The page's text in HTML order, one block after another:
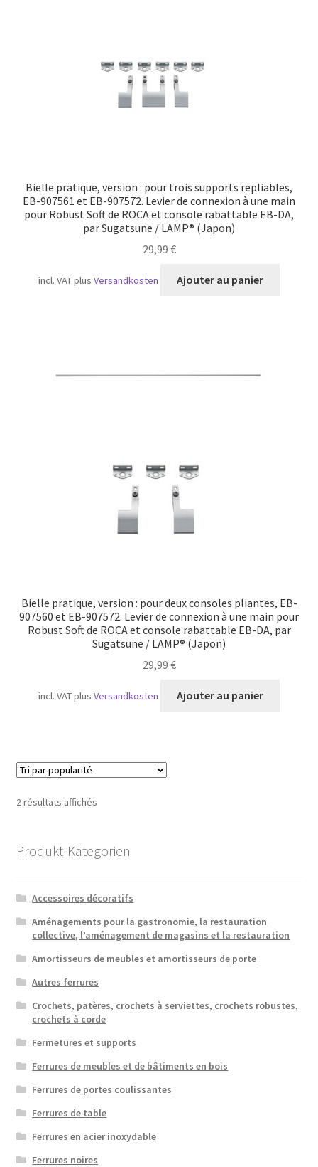
Bielle pratique, version : pour trois supports repliables,
EB-907561 et EB-907572. Levier de connexion à une main
pour Robust Soft de ROCA et console rabattable EB-DA,
par Sugatsune / LAMP® (Japon)
29,99 €
incl. VATplusVersandkosten Ajouter au panier
Bielle pratique, version : pour deux consoles pliantes, EB-
907560 et EB-907572. Levier de connexion à une main pour
Robust Soft de ROCA et console rabattable EB-DA, par
Sugatsune / LAMP® (Japon)
29,99 €
incl. VATplusVersandkosten Ajouter au panier
2 résultats affichésTrié
Produkt-Kategorien
Accessoires décoratifs
Aménagements pour la gastronomie, la restauration
collective, l’aménagement de magasins et la restauration
Amortisseurs de meubles et amortisseurs de porte
Autres ferrures
Crochets, patères, crochets à serviettes, crochets robustes,
crochets à corde
Fermetures et supports
Ferrures de meubles et de bâtiments en bois
Ferrures de portes coulissantes
Ferrures de table
Ferrures en acier inoxydable
Ferrures noires